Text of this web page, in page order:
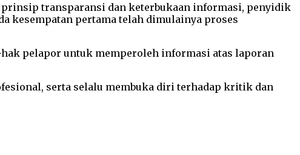
prinsip transparansi dan keterbukaan informasi, penyidik
kesempatan pertama telah dimulainya proses
pelapor untuk memperoleh informasi atas laporan
serta selalu membuka diri terhadap kritik dan